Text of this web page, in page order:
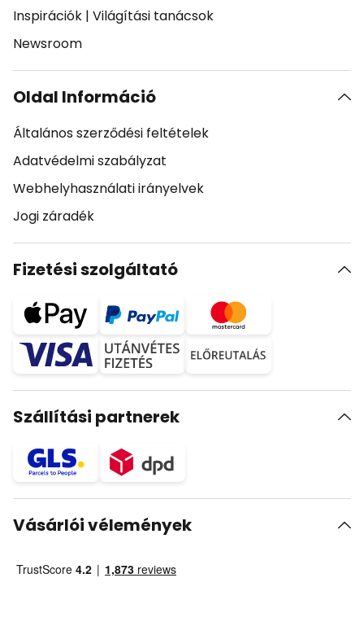
Inspirációk | Világítási tanácsok
Newsroom
Oldal Információ
Általános szerződési feltételek
Adatvédelmi szabályzat
Webhelyhasználati irányelvek
Jogi záradék
Fizetési szolgáltató
Szállítási partnerek
Vásárlói vélemények